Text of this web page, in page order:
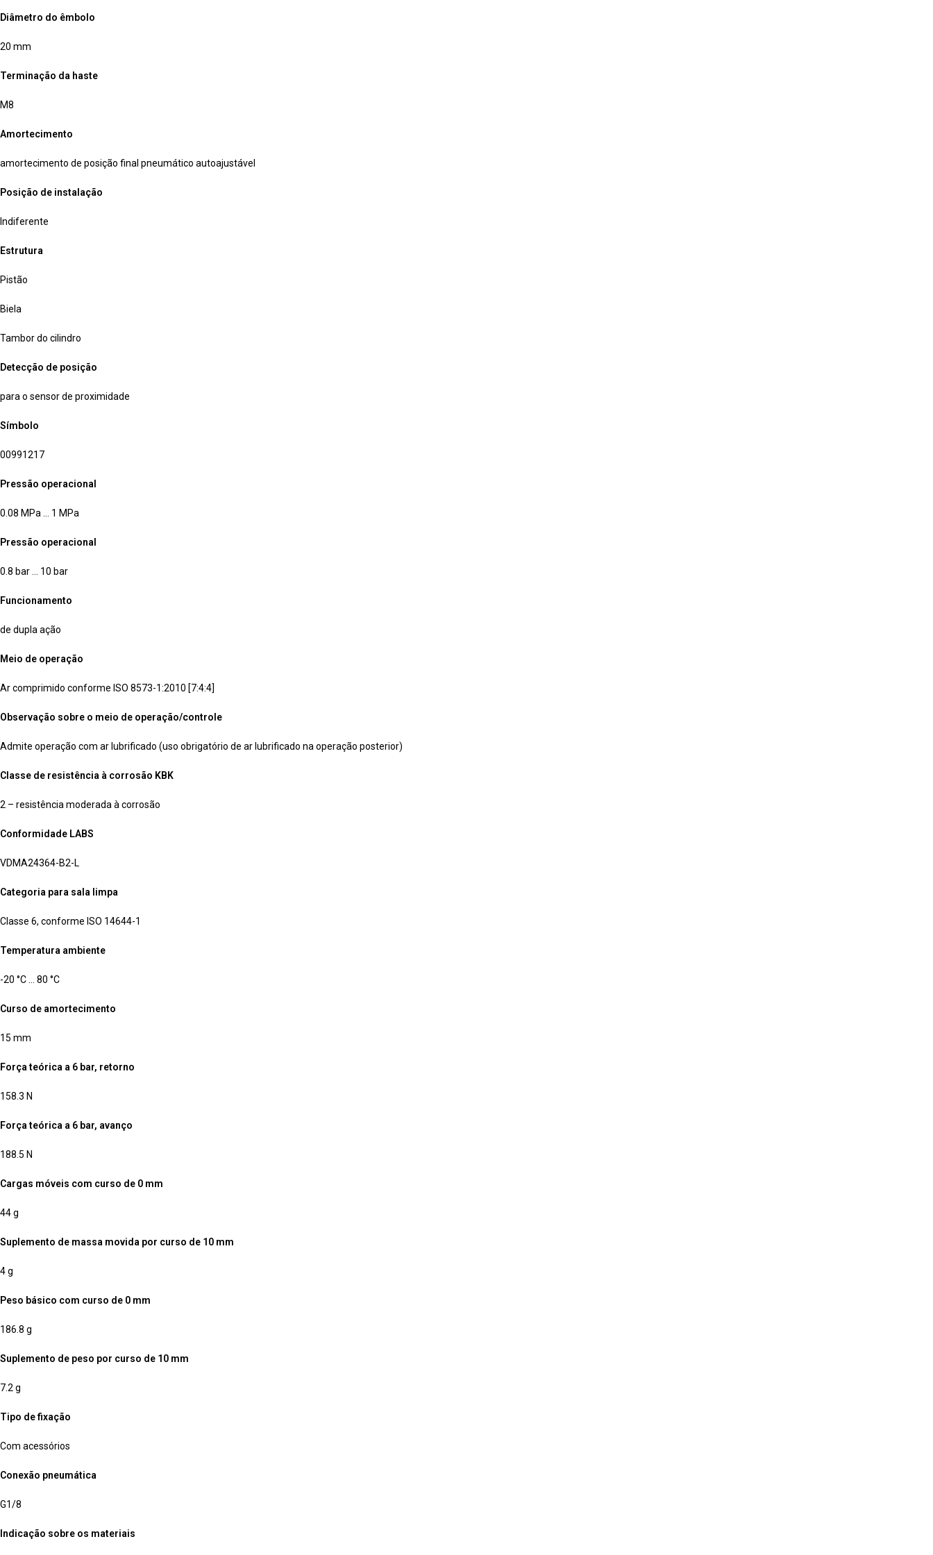
Diâmetro do êmbolo
20 mm
Terminação da haste
M8
Amortecimento
amortecimento de posição final pneumático autoajustável
Posição de instalação
Indiferente
Estrutura
Pistão
Biela
Tambor do cilindro
Detecção de posição
para o sensor de proximidade
Símbolo
00991217
Pressão operacional
0.08 MPa … 1 MPa
Pressão operacional
0.8 bar … 10 bar
Funcionamento
de dupla ação
Meio de operação
Ar comprimido conforme ISO 8573-1:2010 [7:4:4]
Observação sobre o meio de operação/controle
Admite operação com ar lubrificado (uso obrigatório de ar lubrificado na operação posterior)
Classe de resistência à corrosão KBK
2 – resistência moderada à corrosão
Conformidade LABS
VDMA24364-B2-L
Categoria para sala limpa
Classe 6, conforme ISO 14644-1
Temperatura ambiente
-20 °C … 80 °C
Curso de amortecimento
15 mm
Força teórica a 6 bar, retorno
158.3 N
Força teórica a 6 bar, avanço
188.5 N
Cargas móveis com curso de 0 mm
44 g
Suplemento de massa movida por curso de 10 mm
4 g
Peso básico com curso de 0 mm
186.8 g
Suplemento de peso por curso de 10 mm
7.2 g
Tipo de fixação
Com acessórios
Conexão pneumática
G1/8
Indicação sobre os materiais